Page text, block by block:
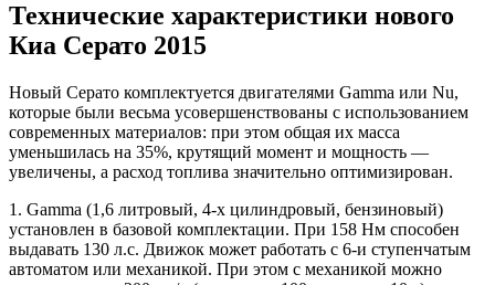
Технические характеристики нового
Киа Серато 2015
Новый Серато комплектуется двигателями Gamma или Nu,
которые были весьма усовершенствованы с использованием
современных материалов: при этом общая их масса
уменьшилась на 35%, крутящий момент и мощность —
увеличены, а расход топлива значительно оптимизирован.
1. Gamma (1,6 литровый, 4-х цилиндровый, бензиновый)
установлен в базовой комплектации. При 158 Нм способен
выдавать 130 л.с. Движок может работать с 6-и ступенчатым
автоматом или механикой. При этом с механикой можно